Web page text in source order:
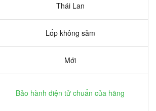
Thái Lan
Lốp không săm
Mới
Bảo hành điện tử chuẩn của hãng